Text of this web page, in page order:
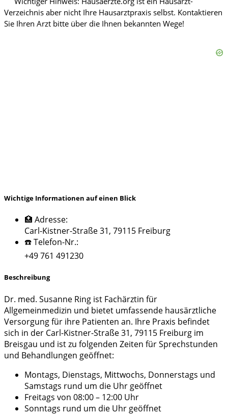
Wichtige Informationen auf einen Blick
🏥 Adresse:
Carl-Kistner-Straße 31, 79115 Freiburg
☎️ Telefon-Nr.:
+49 761 491230
Beschreibung
Dr. med. Susanne Ring ist Fachärztin für
Allgemeinmedizin und bietet umfassende hausärztliche
Versorgung für ihre Patienten an. Ihre Praxis befindet
sich in der Carl-Kistner-Straße 31, 79115 Freiburg im
Breisgau und ist zu folgenden Zeiten für Sprechstunden
und Behandlungen geöffnet:
Montags, Dienstags, Mittwochs, Donnerstags und
Samstags rund um die Uhr geöffnet
Freitags von 08:00 – 12:00 Uhr
Sonntags rund um die Uhr geöffnet